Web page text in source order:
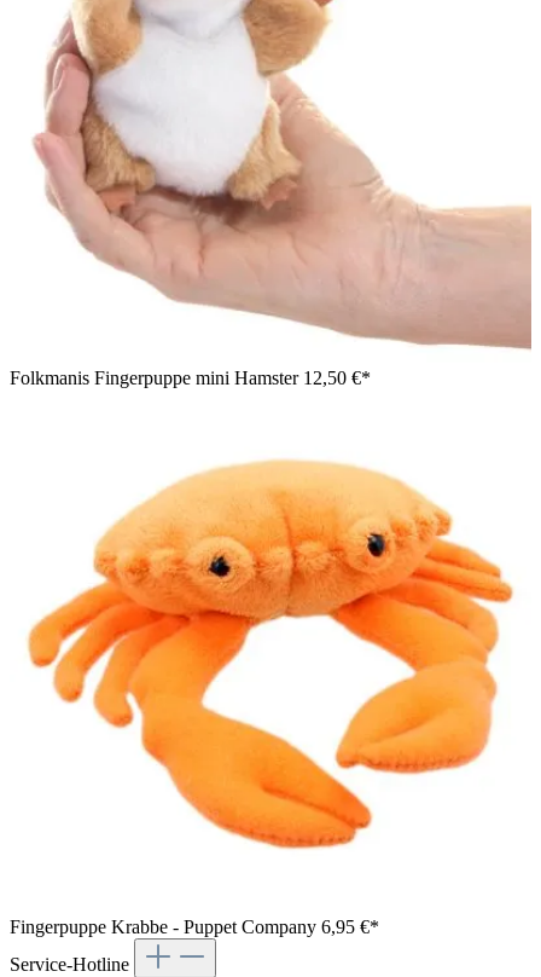
Folkmanis Fingerpuppe mini Hamster 12,50 €*
Fingerpuppe Krabbe - Puppet Company 6,95 €*
Service-Hotline